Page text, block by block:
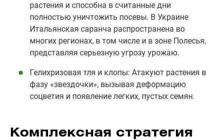
растения и способна в считанные дни
полностью уничтожить посевы. В Украине
Итальянская саранча распространена во
многих регионах, в том числе и в зоне Полесья,
представляя серьезную угрозу урожаю.
Гелихризовая тля и клопы: Атакуют растения в
фазу «звездочки», вызывая деформацию
соцветия и появление легких, пустых семян.
Комплексная стратегия